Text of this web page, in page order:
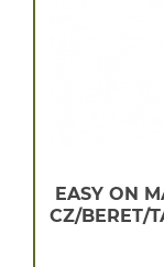
EASY ON
CZ/BERET/